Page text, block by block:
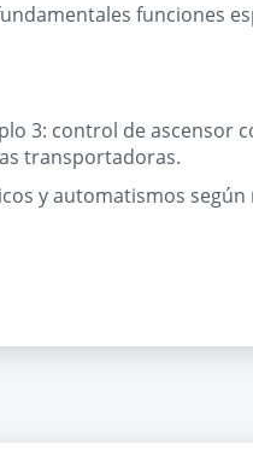
funciones
3: control de ascensor
transportadoras.
y automatismos según